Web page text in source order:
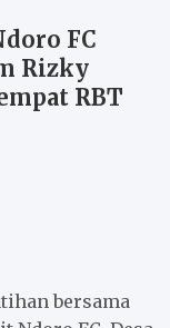
FC
Rizky
RBT
bersama